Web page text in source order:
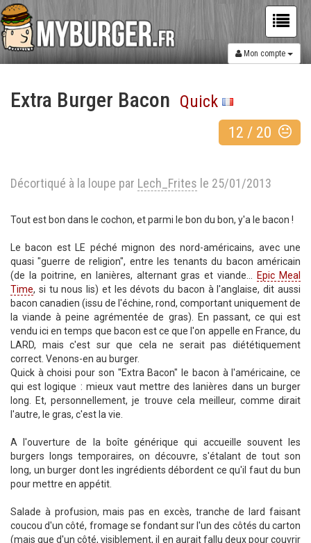
Mon compte
Extra Burger Bacon Quick
12 / 20
Décortiqué à la loupe par Lech_Frites le 25/01/2013
Tout est bon dans le cochon, et parmi le bon du bon, y'a le bacon !
Le bacon est LE péché mignon des nord-américains, avec une
quasi "guerre de religion", entre les tenants du bacon américain
(de la poitrine, en lanières, alternant gras et viande...
Epic Meal
Time, si tu nous lis) et les dévots du bacon à l'anglaise, dit aussi
bacon canadien (issu de l'échine, rond, comportant uniquement de
la viande à peine agrémentée de gras). En passant, ce qui est
vendu ici en temps que bacon est ce que l'on appelle en France, du
LARD, mais c'est sur que cela ne serait pas diététiquement
correct. Venons-en au burger.
Quick à choisi pour son "Extra Bacon" le bacon à l'américaine, ce
qui est logique : mieux vaut mettre des lanières dans un burger
long. Et, personnellement, je trouve cela meilleur, comme dirait
l'autre, le gras, c'est la vie.
A l'ouverture de la boîte générique qui accueille souvent les
burgers longs temporaires, on découvre, s'étalant de tout son
long, un burger dont les ingrédients débordent ce qu'il faut du bun
pour mettre en appétit.
Salade à profusion, mais pas en excès, tranche de lard faisant
coucou d'un côté, fromage se fondant sur l'un des côtés du carton
(mais que d'un côté, visiblement, il en aurait fallu deux pour couvrir